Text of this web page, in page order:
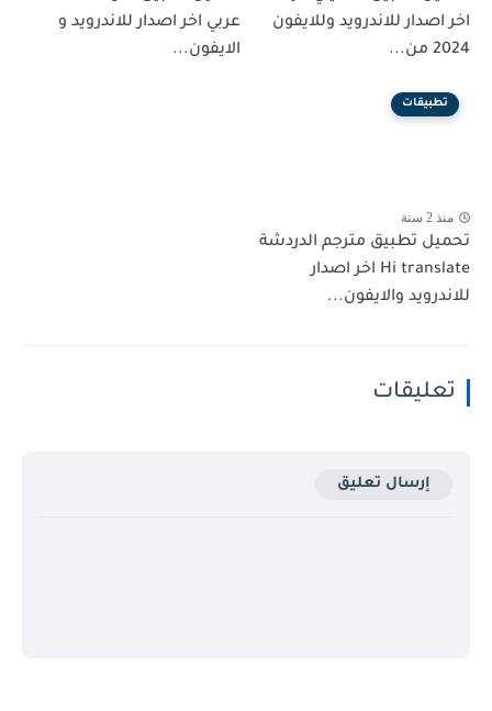
اخر اصدار للاندرويد وللايفون
2024 من...
عربي اخر اصدار للاندرويد و
الايفون...
تطبيقات
منذ 2 سنة
تحميل تطبيق مترجم الدردشة
Hi translate اخر اصدار
للاندرويد والايفون...
تعليقات
إرسال تعليق